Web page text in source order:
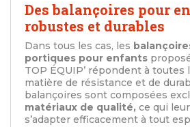
Des balançoires pour
robustes et durables
Dans tous les cas, les
portiques pour enfants
TOP ÉQUIP’ répondent à toutes
matière de résistance et de
balançoires sont composées
matériaux de qualité, ce qui
s’adapter efficacement à tout